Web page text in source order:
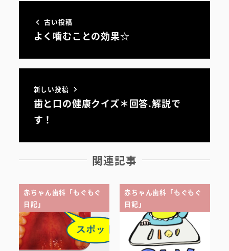
初めての方へ
医院案内・アクセス
院内ツアー
無料託児ルーム
古い投稿
よく噛むことの効果☆
新しい投稿
歯と口の健康クイズ＊回答.解説で
す！
関連記事
赤ちゃん歯科「もぐもぐ
日記」
赤ちゃん歯科「もぐもぐ
日記」